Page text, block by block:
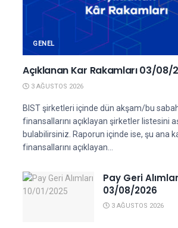
GENEL
Açıklanan Kar Rakamları 03/08/
3 AĞUSTOS 2026
BIST şirketleri içinde dün akşam/bu
finansallarını açıklayan şirketler listesini
bulabilirsiniz. Raporun içinde ise, şu ana
finansallarını açıklayan...
Pay Geri
03/08/2026
3 AĞUSTOS 2026